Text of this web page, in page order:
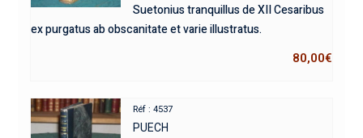
Suetonius tranquillus de XII Cesaribus
ex purgatus ab obscanitate et varie illustratus.
80,00€
Réf : 4537
PUECH